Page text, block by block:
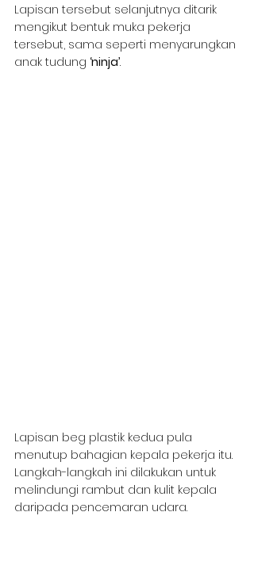
Lapisan tersebut selanjutnya ditarik
mengikut bentuk muka pekerja
tersebut, sama seperti menyarungkan
anak tudung ‘ninja’.
Lapisan beg plastik kedua pula
menutup bahagian kepala pekerja itu.
Langkah-langkah ini dilakukan untuk
melindungi rambut dan kulit kepala
daripada pencemaran udara.